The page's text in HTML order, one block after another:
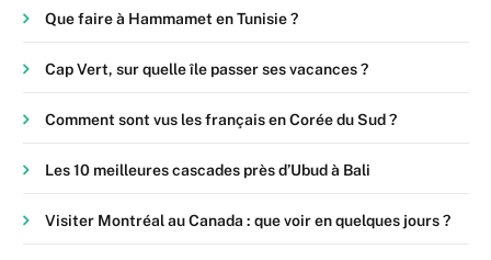
Que faire à Hammamet en Tunisie ?
Cap Vert, sur quelle île passer ses vacances ?
Comment sont vus les français en Corée du Sud ?
Les 10 meilleures cascades près d’Ubud à Bali
Visiter Montréal au Canada : que voir en quelques jours ?